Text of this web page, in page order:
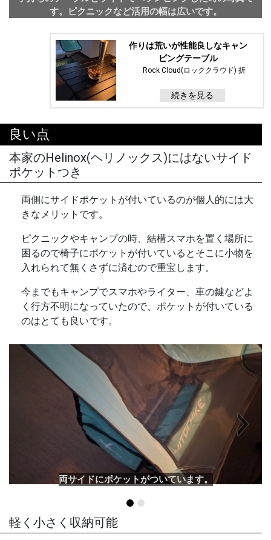
す。ピクニックなど活用の幅は広いです。
作りは荒いが性能良しなキャン
ピングテーブル
Rock Cloud(ロッククラウド) 折
ック Lサイズ
続きを見る
良い点
本家のHelinox(ヘリノックス)にはないサイド
ポケットつき
両側にサイドポケットが付いているのが個人的には大
きなメリットです。
ピクニックやキャンプの時、結構スマホを置く場所に
困るので椅子にポケットが付いているとそこに小物を
入れられて無くさずに済むので重宝します。
今までもキャンプでスマホやライター、車の鍵などよ
く行方不明になっていたので、ポケットが付いている
のはとても良いです。
両サイドにポケットがついています。
Next
軽く小さく収納可能